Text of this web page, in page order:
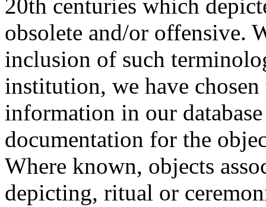
20th centuries which
obsolete and/or offensive.
inclusion of such
institution, we have
information in our
documentation for the
Where known, objects
depicting, ritual or